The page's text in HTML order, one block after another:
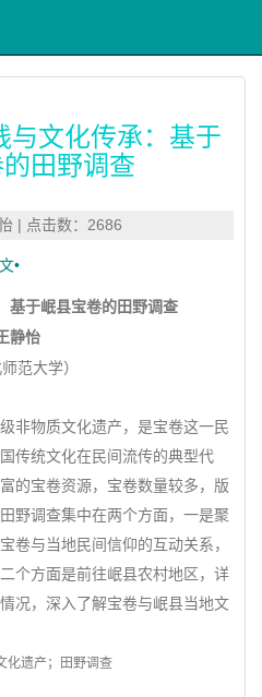
与文化传承：基于
田野调查
| 点击数：2686
•
基于岷县宝卷的田野调查
静怡
师范大学）
非物质文化遗产，是宝卷这一民
传统文化在民间流传的典型代
的宝卷资源，宝卷数量较多，版
野调查集中在两个方面，一是聚
卷与当地民间信仰的互动关系，
个方面是前往岷县农村地区，详
况，深入了解宝卷与岷县当地文
遗产；田野调查